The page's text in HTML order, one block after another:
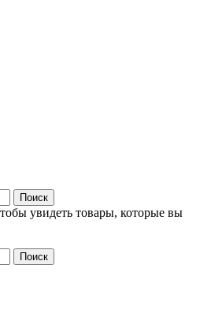
Поиск
увидеть товары, которые вы
Поиск